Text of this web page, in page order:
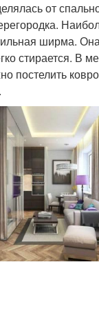
от
ширма.
стирается. В
постелить